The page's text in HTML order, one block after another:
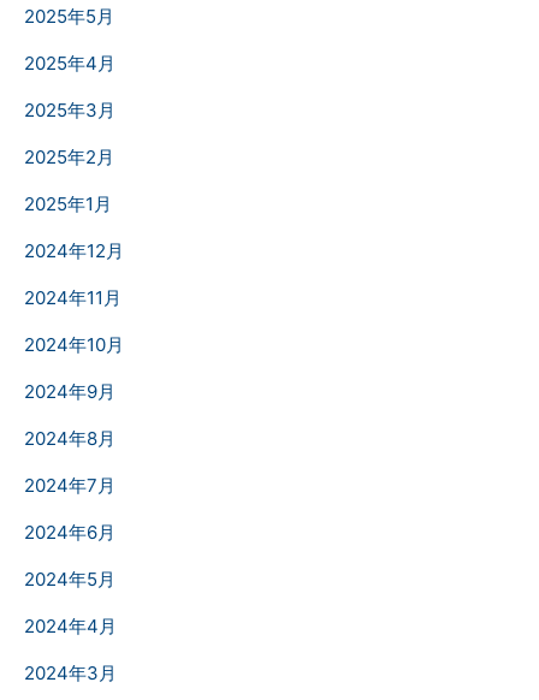
2025年5月
2025年4月
2025年3月
2025年2月
2025年1月
2024年12月
2024年11月
2024年10月
2024年9月
2024年8月
2024年7月
2024年6月
2024年5月
2024年4月
2024年3月